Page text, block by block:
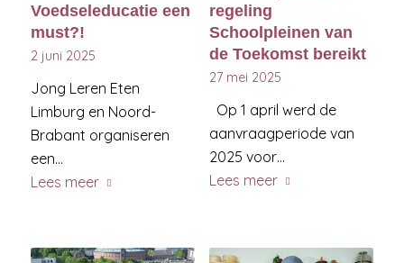
Voedseleducatie een
must?!
2 juni 2025
Jong Leren Eten
Limburg en Noord-
Brabant organiseren
een…
Lees meer
regeling
Schoolpleinen van
de Toekomst bereikt
27 mei 2025
Op 1 april werd de
aanvraagperiode van
2025 voor…
Lees meer